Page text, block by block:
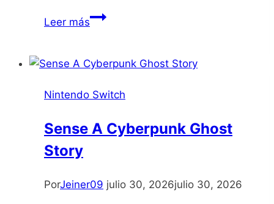
Leer másSpongeBob
Patrick
Game
Nintendo Switch
Sense A Cyberpunk Ghost
Story
PorJeiner09 julio 30, 2026julio 30, 2026